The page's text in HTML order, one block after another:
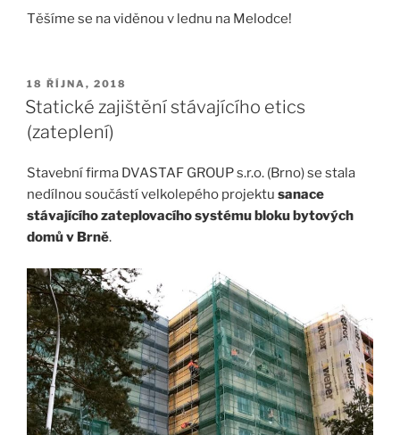
Těšíme se na viděnou v lednu na Melodce!
PUBLIKOVÁNO
18 ŘÍJNA, 2018
Statické zajištění stávajícího etics
(zateplení)
Stavební firma DVASTAF GROUP s.r.o. (Brno) se stala
nedílnou součástí velkolepého projektu sanace
stávajícího zateplovacího systému bloku bytových
domů v Brně.